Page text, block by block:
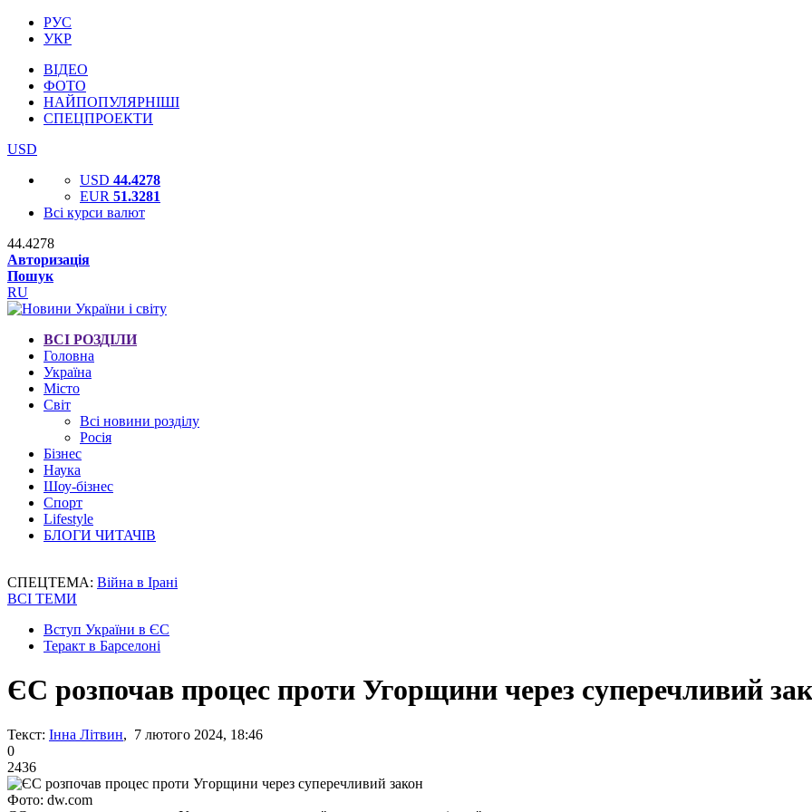
РУС
УКР
ВІДЕО
ФОТО
НАЙПОПУЛЯРНІШІ
СПЕЦПРОЕКТИ
USD
USD 44.4278
EUR 51.3281
Всі курси валют
44.4278
Авторизація
Пошук
RU
ВСІ РОЗДІЛИ
Головна
Україна
Місто
Світ
Всі новини розділу
Росія
Бізнес
Наука
Шоу-бізнес
Спорт
Lifestyle
БЛОГИ ЧИТАЧІВ
СПЕЦТЕМА: Війна в Ірані
ВСІ ТЕМИ
Вступ України в ЄС
Теракт в Барселоні
ЄС розпочав процес проти Угорщини через суперечливий
Текст: Інна Літвин, 7 лютого 2024, 18:46
0
2436
Фото: dw.com